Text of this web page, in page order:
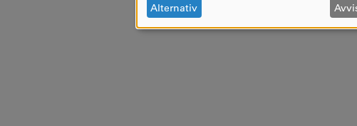
OCH
COOKIES
Alternativ